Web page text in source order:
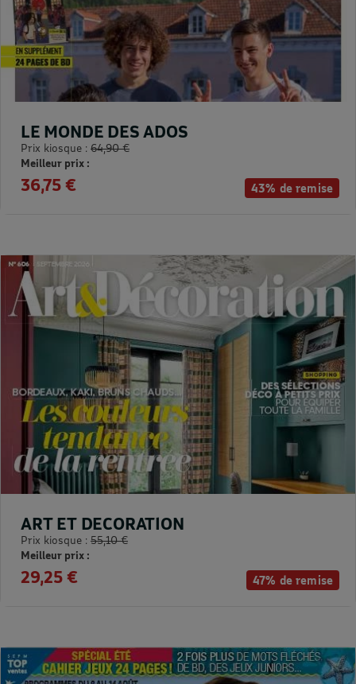
43% de remise
LE MONDE DES ADOS
Prix kiosque : 64,90 €
Meilleur prix :
36,75 €
47% de remise
ART ET DECORATION
Prix kiosque : 55,10 €
Meilleur prix :
29,25 €